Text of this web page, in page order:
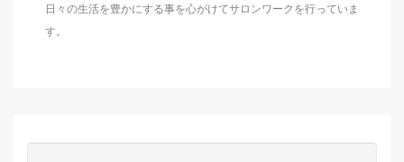
日々の生活を豊かにする事を心がけてサロンワークを行っていま
す。